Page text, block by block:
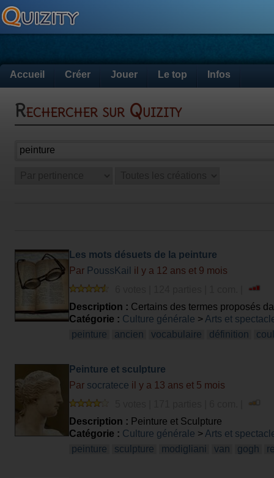
Accueil Créer Jouer Le top Infos
Rechercher sur Quizity
Les mots désuets de la peinture
Par PoussKail
il y a 12 ans et 9 mois
Description : Certains des termes proposés
actifs, d’autres ont acquis une «patine» qui
sens ?
Catégorie : Culture générale > Arts et
peinture
ancien vocabulaire définition
Peinture et sculpture
Par socratece il y a 13 ans et 5 mois
Description : Peinture et Sculpture
Catégorie : Culture générale > Arts et
peinture
sculpture modigliani van gogh